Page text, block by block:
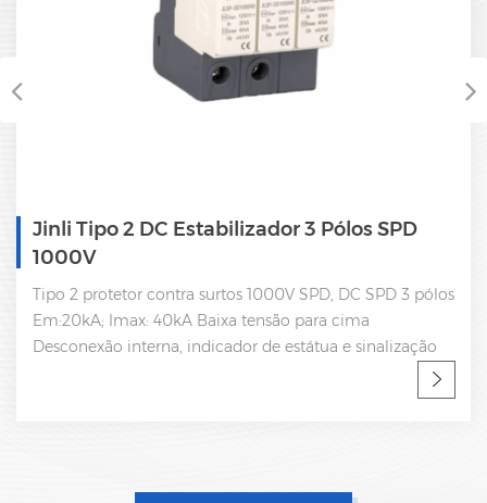
Jinli Tipo 2 DC Estabilizador 3 Pólos SPD
1000V
Tipo 2 protetor contra surtos 1000V SPD, DC SPD 3 pólos
Em:20kA; Imax: 40kA Baixa tensão para cima
Desconexão interna, indicador de estátua e sinalização